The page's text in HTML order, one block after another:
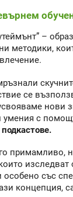
–
методики,
се
нови
с
примамливо,
изследват
особено със
концепция,